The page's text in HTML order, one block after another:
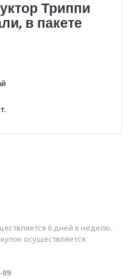
Триппи
в пакете
6 дней в неделю.
осуществляется
09